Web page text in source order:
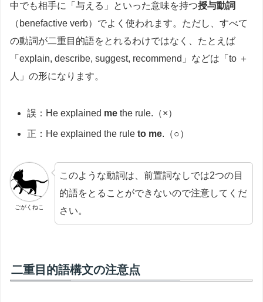
中でも相手に「与える」といった意味を持つ授与動詞
（benefactive verb）でよく使われます。ただし、すべて
の動詞が二重目的語をとれるわけではなく、たとえば
「explain, describe, suggest, recommend」などは「to ＋
人」の形になります。
誤：He explained me the rule.（×）
正：He explained the ruleto me.（○）
ごがくねこ
このような動詞は、前置詞なしでは2つの目
的語をとることができないので注意してくだ
さい。
二重目的語構文の注意点